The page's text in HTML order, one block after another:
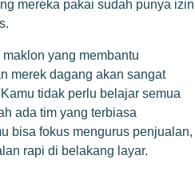
mereka pakai sudah punya izin
yang membantu
merek dagang akan sangat
tidak perlu belajar semua
ada tim yang terbiasa
bisa fokus mengurus penjualan,
rapi di belakang layar.